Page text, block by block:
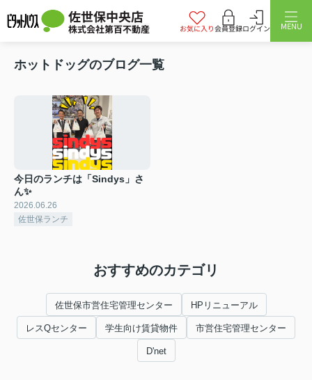
佐世保中央店
株式会社第百不動産 お気に入り会員登録ログイン MENU
ホットドッグのブログ一覧
今日のランチは「Sindys」さ
ん✨
2026.06.26
佐世保ランチ
おすすめのカテゴリ
佐世保市営住宅管理センター HPリニューアル
レスQセンター 学生向け賃貸物件 市営住宅管理センター
D'net